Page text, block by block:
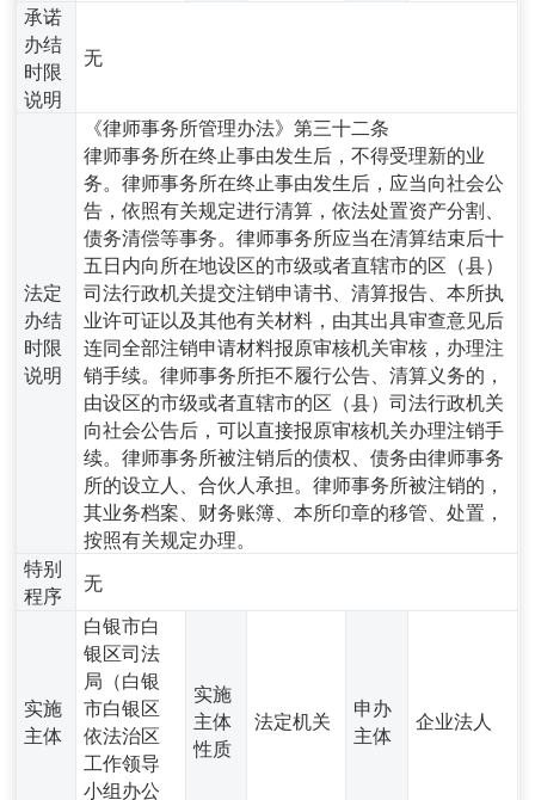
承诺
办结
时限
说明
无
法定
办结
时限
说明
《律师事务所管理办法》第三十二条
律师事务所在终止事由发生后，不得受理新的业
务。律师事务所在终止事由发生后，应当向社会公
告，依照有关规定进行清算，依法处置资产分割、
债务清偿等事务。律师事务所应当在清算结束后十
五日内向所在地设区的市级或者直辖市的区（县）
司法行政机关提交注销申请书、清算报告、本所执
业许可证以及其他有关材料，由其出具审查意见后
连同全部注销申请材料报原审核机关审核，办理注
销手续。律师事务所拒不履行公告、清算义务的，
由设区的市级或者直辖市的区（县）司法行政机关
向社会公告后，可以直接报原审核机关办理注销手
续。律师事务所被注销后的债权、债务由律师事务
所的设立人、合伙人承担。律师事务所被注销的，
其业务档案、财务账簿、本所印章的移管、处置，
按照有关规定办理。
特别
程序
无
实施
主体
白银市白
银区司法
局（白银
市白银区
依法治区
工作领导
小组办公
实施
主体
性质
法定机关
申办
主体
企业法人